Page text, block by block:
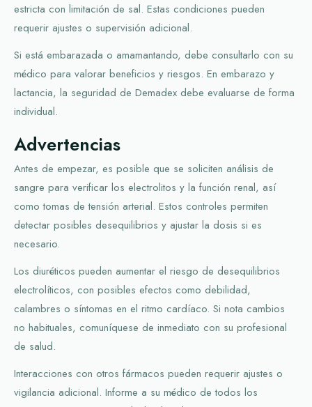
estricta con limitación de sal. Estas condiciones pueden
requerir ajustes o supervisión adicional.
Si está embarazada o amamantando, debe consultarlo con su
médico para valorar beneficios y riesgos. En embarazo y
lactancia, la seguridad de Demadex debe evaluarse de forma
individual.
Advertencias
Antes de empezar, es posible que se soliciten análisis de
sangre para verificar los electrolitos y la función renal, así
como tomas de tensión arterial. Estos controles permiten
detectar posibles desequilibrios y ajustar la dosis si es
necesario.
Los diuréticos pueden aumentar el riesgo de desequilibrios
electrolíticos, con posibles efectos como debilidad,
calambres o síntomas en el ritmo cardíaco. Si nota cambios
no habituales, comuníquese de inmediato con su profesional
de salud.
Interacciones con otros fármacos pueden requerir ajustes o
vigilancia adicional. Informe a su médico de todos los